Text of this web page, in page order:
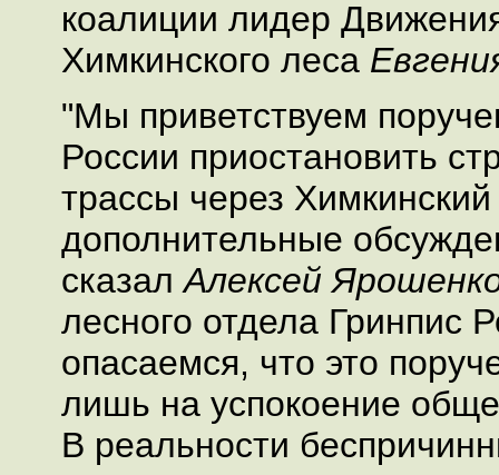
коалиции лидер
Химкинского леса
"Мы приветствуем
России приостановить
трассы через
дополнительные
сказалАлексей
лесного отдела Гринпис
опасаемся, что это
лишь на успокоение
В реальности